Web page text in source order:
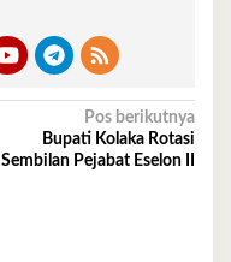
Pos berikutnya
Bupati Kolaka Rotasi
Sembilan Pejabat Eselon II